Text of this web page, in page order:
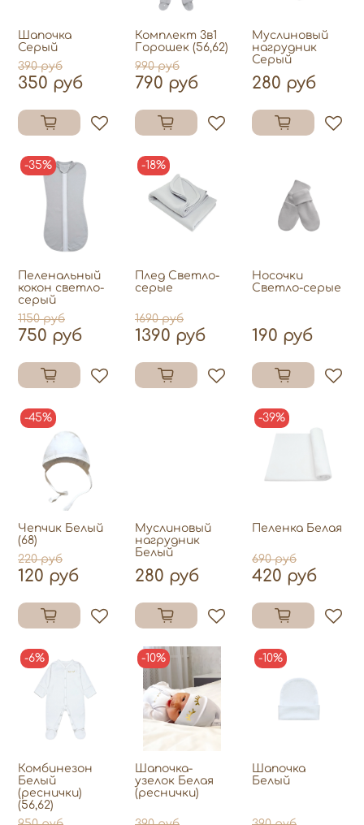
Шапочка
Серый
390 руб
350 руб
Комплект 3в1
Горошек (56,62)
990 руб
790 руб
Муслиновый
нагрудник
Серый
280 руб
-35%
Пеленальный
кокон светло-
серый
1150 руб
750 руб
-18%
Плед Светло-
серые
1690 руб
1390 руб
Носочки
Светло-серые
190 руб
-45%
Чепчик Белый
(68)
220 руб
120 руб
Муслиновый
нагрудник
Белый
280 руб
-39%
Пеленка Белая
690 руб
420 руб
-6%
Комбинезон
Белый
(реснички)
(56,62)
-10%
Шапочка-
узелок Белая
(реснички)
-10%
Шапочка
Белый